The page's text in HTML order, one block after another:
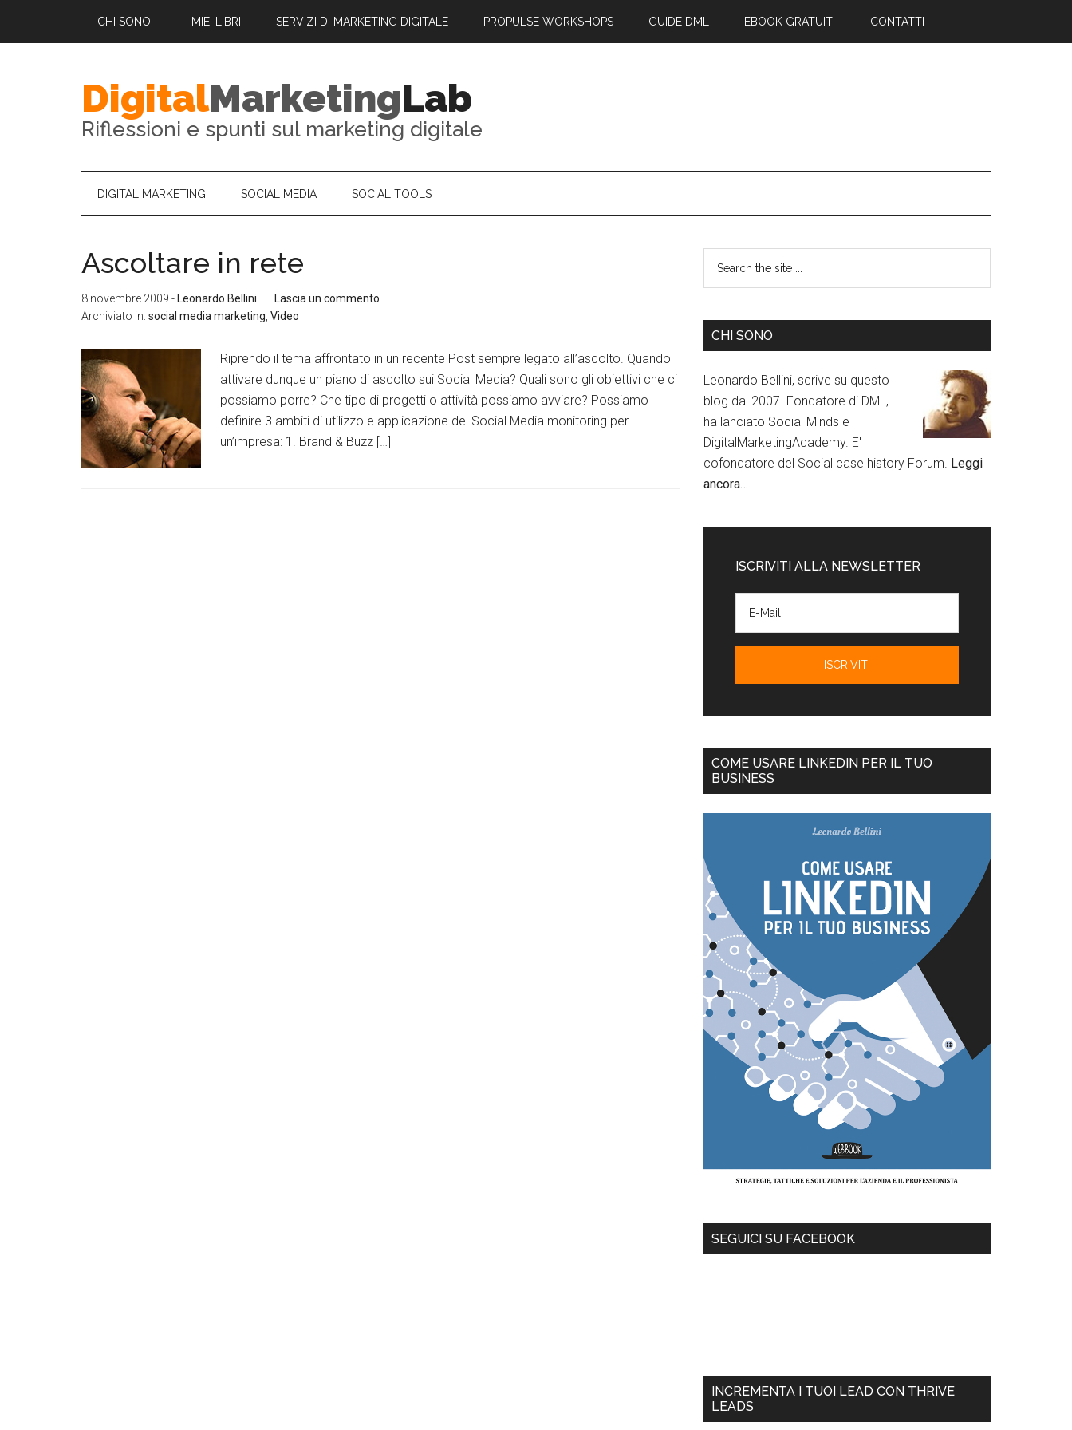
CHI SONO I MIEI LIBRI SERVIZI DI MARKETING DIGITALE PROPULSE WORKSHOPS GUIDE DML EBOOK GRATUITI CONTATTI
DigitalMarketingLab
Riflessioni e spunti sul marketing digitale
DIGITAL MARKETING SOCIAL MEDIA SOCIAL TOOLS
Ascoltare in rete
8 novembre 2009 - Leonardo Bellini
Lascia un commento
Archiviato in: social media marketing Video
Riprendo il tema affrontato in un recente Post sempre legato all’ascolto. Quando
attivare dunque un piano di ascolto sui Social Media? Quali sono gli obiettivi che ci
possiamo porre? Che tipo di progetti o attività possiamo avviare? Possiamo
definire 3 ambiti di utilizzo e applicazione del Social Media monitoring per
un’impresa: 1. Brand & Buzz […]
CHI SONO
Leonardo Bellini, scrive su questo
blog dal 2007. Fondatore di DML,
ha lanciato Social Minds e
DigitalMarketingAcademy. E'
cofondatore del Social case history Forum. Leggi
ancora…
ISCRIVITI ALLA NEWSLETTER
COME USARE LINKEDIN PER IL TUO
BUSINESS
SEGUICI SU FACEBOOK
INCREMENTA I TUOI LEAD CON THRIVE
LEADS